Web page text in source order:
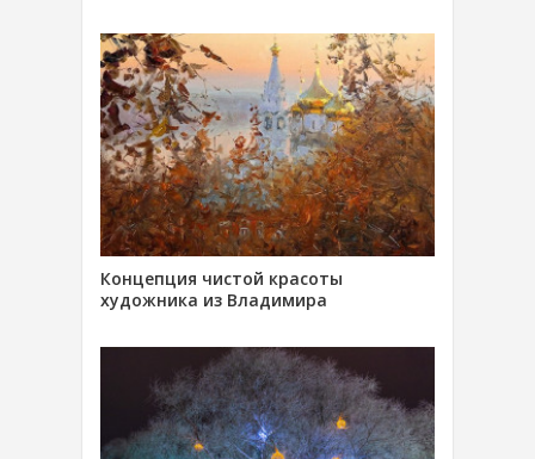
Концепция чистой красоты
художника из Владимира